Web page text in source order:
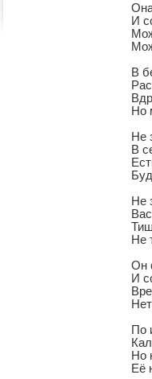
И
В
Но
Не
В
Не
Не
Он
И
По
Но
Её